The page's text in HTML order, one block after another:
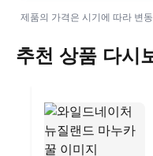
제품의 가격은 시기에 따라 변
추천 상품 다시